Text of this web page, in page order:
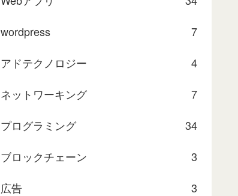
wordpress
7
アドテクノロジー
4
ネットワーキング
7
プログラミング
34
ブロックチェーン
3
広告
3